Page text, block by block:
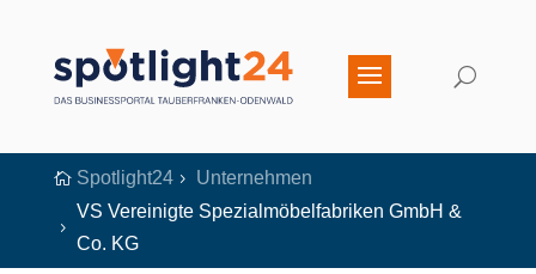
 Spotlight245 Unternehmen
5
VS Vereinigte Spezialmöbelfabriken GmbH &
Co. KG